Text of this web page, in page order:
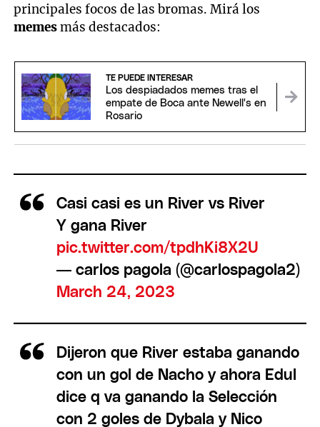
principales focos de las bromas. Mirá los
memesmás destacados:
TE PUEDE INTERESAR
Los despiadados memes tras el
empate de Boca ante Newell's en
Rosario
Casi casi es un River vs River
Y gana River
pic.twitter.com/tpdhKi8X2U
— carlos pagola (@carlospagola2)
March 24, 2023
Dijeron que River estaba ganando
con un gol de Nacho y ahora Edul
dice q va ganando la Selección
con 2 goles de Dybala y Nico